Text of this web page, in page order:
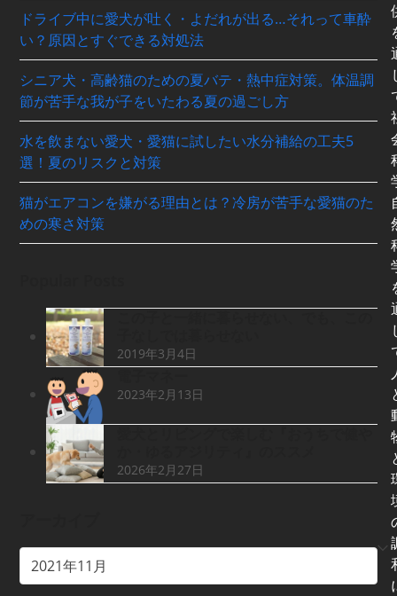
ドライブ中に愛犬が吐く・よだれが出る…それって車酔
い？原因とすぐできる対処法
シニア犬・高齢猫のための夏バテ・熱中症対策。体温調
節が苦手な我が子をいたわる夏の過ごし方
水を飲まない愛犬・愛猫に試したい水分補給の工夫5
選！夏のリスクと対策
猫がエアコンを嫌がる理由とは？冷房が苦手な愛猫のた
めの寒さ対策
2019年3月4日
2023年2月13日
2026年2月27日
ア
ー